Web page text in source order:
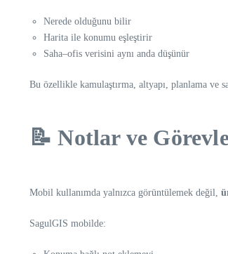
Nerede olduğunu bilir
Harita ile konumu eşleştirir
Saha–ofis verisini aynı anda düşünür
Bu özellikle kamulaştırma, altyapı, planlama ve
📝 Notlar ve
Mobil kullanımda yalnızca görüntülemek değil,
SagulGIS mobilde: